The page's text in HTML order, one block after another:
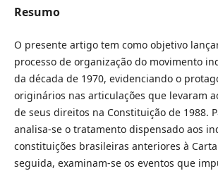
Resumo
O presente artigo tem como objetivo
processo de organização do movimento
da década de 1970, evidenciando o
originários nas articulações que levaram
de seus direitos na Constituição de 1988.
analisa-se o tratamento dispensado aos
constituições brasileiras anteriores à Carta
seguida, examinam-se os eventos que